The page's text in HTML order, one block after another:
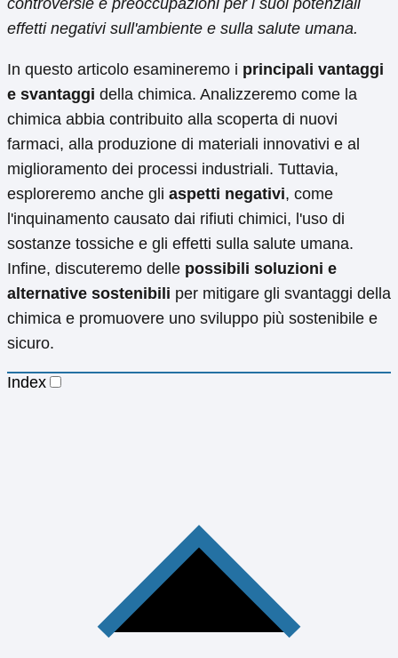
effetti negativi sull'ambiente e sulla salute umana.
In questo articolo esamineremo i principali vantaggi
e svantaggi della chimica. Analizzeremo come la
chimica abbia contribuito alla scoperta di nuovi
farmaci, alla produzione di materiali innovativi e al
miglioramento dei processi industriali. Tuttavia,
esploreremo anche gli aspetti negativi, come
l'inquinamento causato dai rifiuti chimici, l'uso di
sostanze tossiche e gli effetti sulla salute umana.
Infine, discuteremo delle possibili soluzioni e
alternative sostenibili per mitigare gli svantaggi della
chimica e promuovere uno sviluppo più sostenibile e
sicuro.
Index